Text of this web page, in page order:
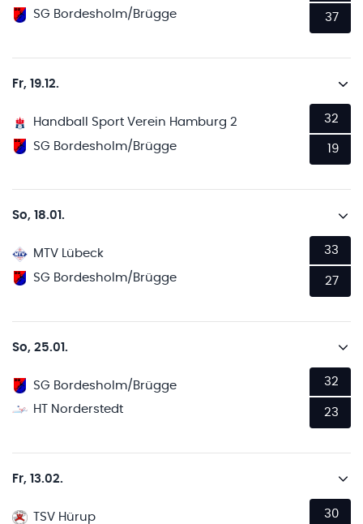
SG Bordesholm/Brügge 37
Fr, 19.12.
Handball Sport Verein Hamburg 2
SG Bordesholm/Brügge
32
19
So, 18.01.
MTV Lübeck
SG Bordesholm/Brügge
33
27
So, 25.01.
SG Bordesholm/Brügge
HT Norderstedt
32
23
Fr, 13.02.
TSV Hürup
30